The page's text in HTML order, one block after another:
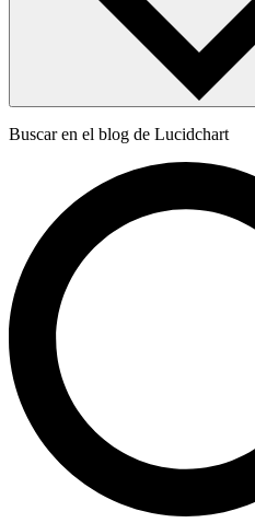
Buscar en el blog de Lucidchart